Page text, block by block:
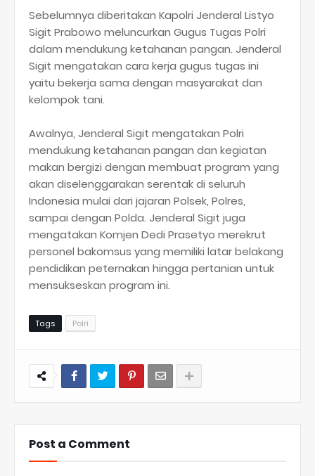
Sebelumnya diberitakan Kapolri Jenderal Listyo
Sigit Prabowo meluncurkan Gugus Tugas Polri
dalam mendukung ketahanan pangan. Jenderal
Sigit mengatakan cara kerja gugus tugas ini
yaitu bekerja sama dengan masyarakat dan
kelompok tani.
Awalnya, Jenderal Sigit mengatakan Polri
mendukung ketahanan pangan dan kegiatan
makan bergizi dengan membuat program yang
akan diselenggarakan serentak di seluruh
Indonesia mulai dari jajaran Polsek, Polres,
sampai dengan Polda. Jenderal Sigit juga
mengatakan Komjen Dedi Prasetyo merekrut
personel bakomsus yang memiliki latar belakang
pendidikan peternakan hingga pertanian untuk
mensukseskan program ini.
Tags Polri
Post a Comment